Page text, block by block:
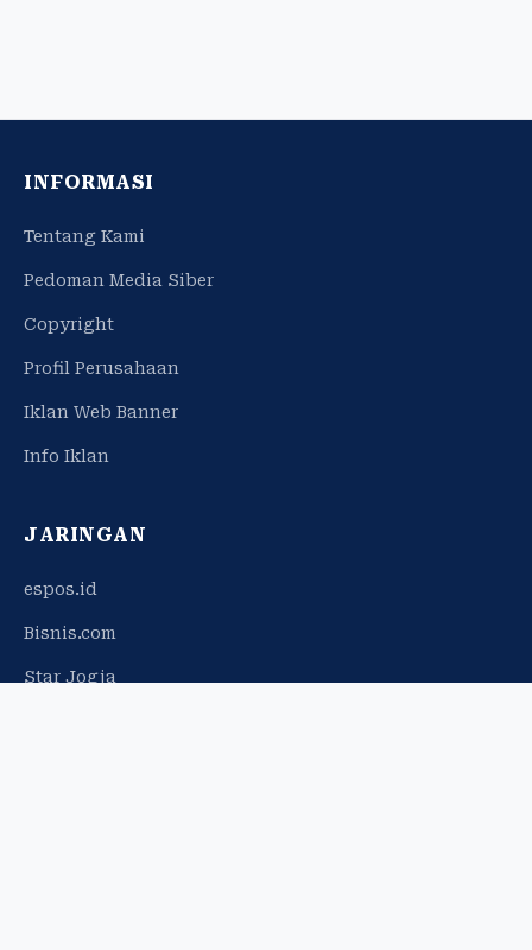
INFORMASI
Tentang Kami
Pedoman Media Siber
Copyright
Profil Perusahaan
Iklan Web Banner
Info Iklan
JARINGAN
espos.id
Bisnis.com
Star Jogja